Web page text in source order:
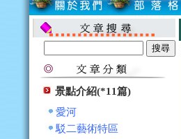
景點介紹(*11篇)
愛河
駁二藝術特區